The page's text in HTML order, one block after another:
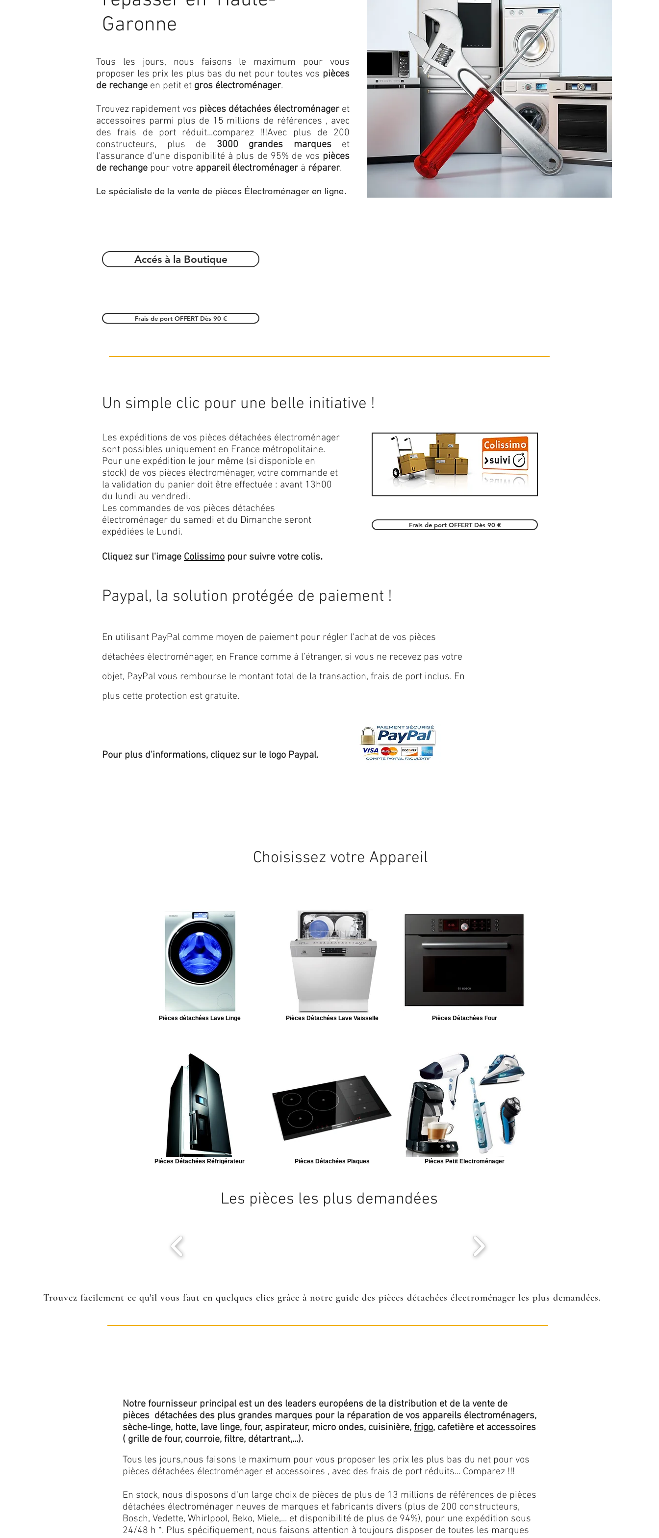
Garonne
Tous les jours, nous faisons le maximum pour vous
proposer les prix les plus bas du net pour toutes vos pièces
de rechange en petit et gros électroménager.
Trouvez rapidement vos pièces détachées électroménageret
accessoires parmi plus de 15 millions de références , avec
des frais de port réduit...comparez !!!Avec plus de 200
constructeurs, plus de 3000 grandes marqueset
l'assurance d'une disponibilité à plus de 95% de vos pièces
de rechange pour votre appareil électroménagerà réparer.
Le spécialiste de la vente de pièces Électroménager en ligne.
Accés à la Boutique
Frais de port OFFERT Dès 90 €
Un simple clic pour une belle initiative !
Les expéditions de vos pièces détachées électroménager
sont possibles uniquement en France métropolitaine.
Pour une expédition le jour même (si disponible en
stock) de vos pièces électroménager, votre commande et
la validation du panier doit être effectuée : avant 13h00
du lundi au vendredi.
Les commandes de vos pièces détachées
électroménager du samedi et du Dimanche seront
expédiées le Lundi.
Cliquez sur l'image Colissimo pour suivre votre colis.
Frais de port OFFERT Dès 90 €
Paypal, la solution protégée de paiement !
En utilisant PayPal comme moyen de paiement pour régler l'achat de vos pièces
détachées électroménager, en France comme à l’étranger, si vous ne recevez pas votre
objet, PayPal vous rembourse le montant total de la transaction, frais de port inclus. En
plus cette protection est gratuite.
Pour plus d'informations, cliquez sur le logo Paypal.
Choisissez votre Appareil
Pièces détachées Lave Linge Pièces Détachées Lave Vaisselle Pièces Détachées Four
Pièces Détachées Réfrigérateur Pièces Détachées Plaques Pièces Petit Electroménager
Les pièces les plus demandées
Trouvez facilement ce qu'il vous faut en quelques clics grâce à notre guide des pièces détachées électroménager les plus demandées.
Notre fournisseur principal est un des leaders européens de la distribution et de la vente de
pièces détachées des plus grandes marques pour la réparation de vos appareils électroménagers,
sèche-linge, hotte, lave linge, four, aspirateur, micro ondes, cuisinière, frigo, cafetière et accessoires
( grille de four, courroie, filtre, détartrant,...).
Tous les jours,nous faisons le maximum pour vous proposer les prix les plus bas du net pour vos
pièces détachées électroménager et accessoires , avec des frais de port réduits... Comparez !!!
En stock, nous disposons d'un large choix de pièces de plus de 13 millions de références de pièces
détachées électroménager neuves de marques et fabricants divers (plus de 200 constructeurs,
Bosch, Vedette, Whirlpool, Beko, Miele,... et disponibilité de plus de 94%), pour une expédition sous
24/48 h *. Plus spécifiquement, nous faisons attention à toujours disposer de toutes les marques